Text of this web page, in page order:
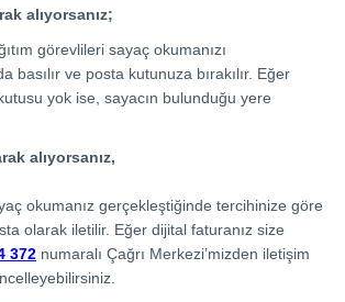
alıyorsanız;
görevlileri sayaç okumanızı
basılır ve posta kutunuza bırakılır. Eğer
yok ise, sayacın bulunduğu yere
alıyorsanız,
okumanız gerçekleştiğinde tercihinize göre
olarak iletilir. Eğer dijital faturanız size
372 numaralı Çağrı Merkezi’mizden iletişim